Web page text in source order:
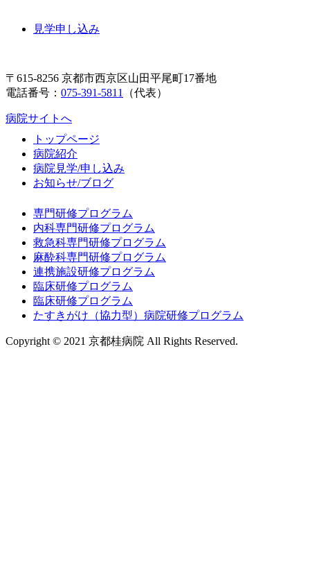
見学申し込み
〒615-8256 京都市西京区山田平尾町17番地
電話番号： 075-391-5811 （代表）
病院サイトへ
トップページ
病院紹介
病院見学/申し込み
お知らせ/ブログ
専門研修プログラム
内科専門研修プログラム
救急科専門研修プログラム
麻酔科専門研修プログラム
連携施設研修プログラム
臨床研修プログラム
臨床研修プログラム
たすきがけ（協力型）病院研修プログラム
Copyright © 2021 京都桂病院 All Rights Reserved.